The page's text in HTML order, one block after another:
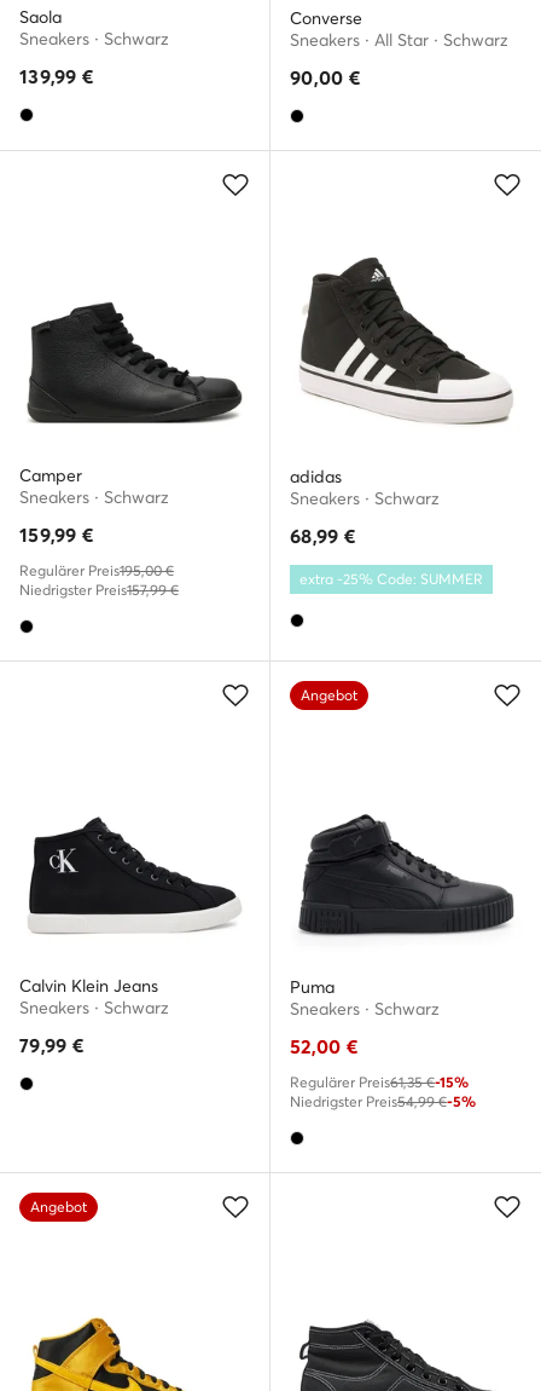
Saola
Sneakers · Schwarz
139,99 €
Converse
Sneakers · All Star · Schwarz
90,00 €
Camper
Sneakers · Schwarz
159,99 €
Regulärer Preis195,00 €
Niedrigster Preis157,99 €
adidas
Sneakers · Schwarz
68,99 €
extra -25% Code: SUMMER
Calvin Klein Jeans
Sneakers · Schwarz
79,99 €
Angebot
Puma
Sneakers · Schwarz
52,00 €
Regulärer Preis61,35 €-15%
Niedrigster Preis54,99 €-5%
Angebot